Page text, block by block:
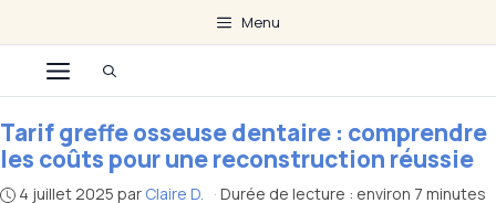
au
contenu
Menu
Menu
Tarif greffe osseuse dentaire : comprendre
les coûts pour une reconstruction réussie
4 juillet 2025 par Claire D. · Durée de lecture : environ 7 minutes